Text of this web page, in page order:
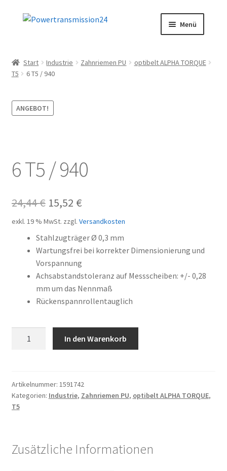
Zur
Zum
Menü
AGB
Blog
Kontakt
Kundeninformationen
Mein Konto
Shop
Warenkorb
Zahlungsarten
Start Industrie Zahnriemen PU
optibelt ALPHA TORQUE
T5
6 T5 / 940
ANGEBOT!
6 T5 / 940
24,44€ Ursprünglicher
Preis
war:
24,44 €
15,52 €Aktueller
Preis
ist:
15,52 €.
exkl. 19 % MwSt. zzgl. Versandkosten
Stahlzugträger Ø 0,3 mm
Wartungsfrei bei korrekter Dimensionierung und
Vorspannung
Achsabstandstoleranz auf Messscheiben: +/- 0,28
mm um das Nennmaß
Rückenspannrollentauglich
Menge
In den Warenkorb
Artikelnummer: 1591742
Kategorien: Industrie, Zahnriemen PU, optibelt ALPHA TORQUE,
T5
Zusätzliche Informationen